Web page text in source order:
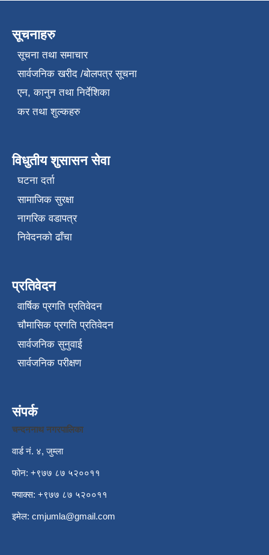
सूचनाहरु
सूचना तथा समाचार
सार्वजनिक खरीद /बोलपत्र सूचना
एन, कानुन तथा निर्देशिका
कर तथा शुल्कहरु
विधुतीय शुसासन सेवा
घटना दर्ता
सामाजिक सुरक्षा
नागरिक वडापत्र
निवेदनको ढाँचा
प्रतिवेदन
वार्षिक प्रगति प्रतिवेदन
चौमासिक प्रगति प्रतिवेदन
सार्वजनिक सुनुवाई
सार्वजनिक परीक्षण
संपर्क
चन्दननाथ नगरपालिका
वार्ड नं. ४, जुम्ला
फोन: +९७७ ८७ ५२००११
फ्याक्स: +९७७ ८७ ५२००११
इमेल: cmjumla@gmail.com